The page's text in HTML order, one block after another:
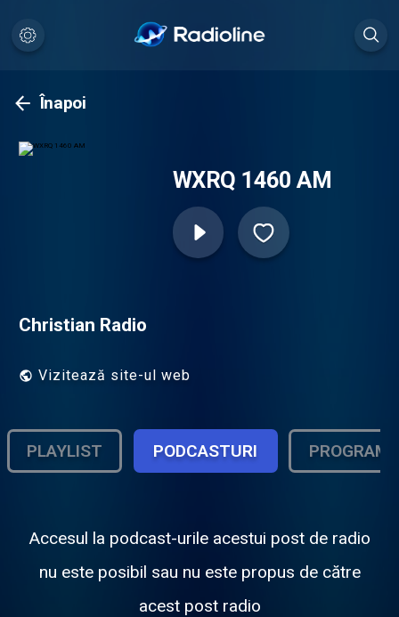
Înapoi
WXRQ 1460 AM
Christian Radio
Vizitează site-ul web
PLAYLIST PODCASTURI PROGRAM
Accesul la podcast-urile acestui post de radio
nu este posibil sau nu este propus de către
acest post radio